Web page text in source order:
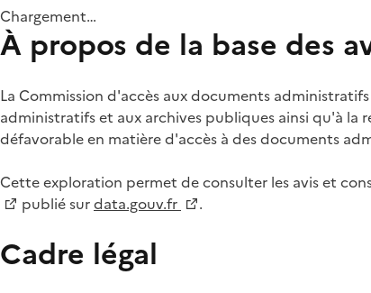
Chargement…
À propos de la base des
La Commission d'accès aux documents
administratifs et aux archives publiques ainsi qu'à la
défavorable en matière d'accès à des documents
Cette exploration permet de consulter les avis et
publié surdata.gouv.fr .
Cadre légal